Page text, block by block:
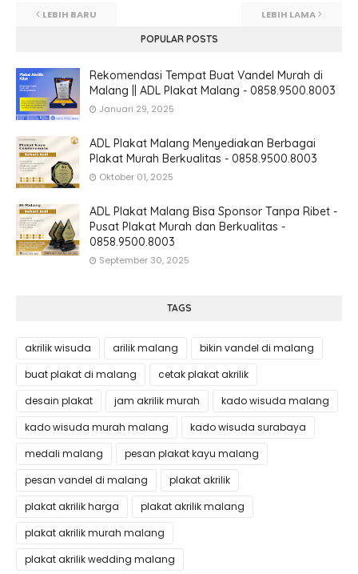
LEBIH BARU LEBIH LAMA
POPULAR POSTS
Rekomendasi Tempat Buat Vandel Murah di
Malang || ADL Plakat Malang - 0858.9500.8003
Januari 29, 2025
ADL Plakat Malang Menyediakan Berbagai
Plakat Murah Berkualitas - 0858.9500.8003
Oktober 01, 2025
ADL Plakat Malang Bisa Sponsor Tanpa Ribet -
Pusat Plakat Murah dan Berkualitas -
0858.9500.8003
September 30, 2025
TAGS
akrilik wisuda arilik malang
bikin vandel di malang
buat plakat di malang
cetak plakat akrilik
desain plakat
jam akrilik murah
kado wisuda malang
kado wisuda murah malang
kado wisuda surabaya
medali malang
pesan plakat kayu malang
pesan vandel di malang
plakat akrilik
plakat akrilik harga
plakat akrilik malang
plakat akrilik murah malang
plakat akrilik wedding malang